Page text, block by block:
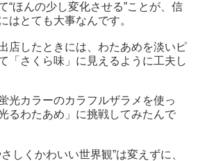
“ほんの少し変化させる”ことが、信
はとても大事なんです。
店したときには、わたあめを淡いピ
「さくら味」に見えるように工夫し
光カラーのカラフルザラメを使っ
るわたあめ」に挑戦してみたんで
しくかわいい世界観”は変えずに、